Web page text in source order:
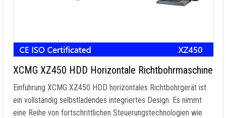
XCMG XZ450 HDD Horizontale Richtbohrmaschine
Einführung XCMG XZ450 HDD horizontales Richtbohrgerät ist
ein vollständig selbstladendes integriertes Design. Es nimmt
eine Reihe von fortschrittlichen Steuerungstechnologien wie